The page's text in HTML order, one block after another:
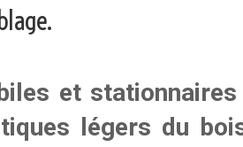
et
légers du